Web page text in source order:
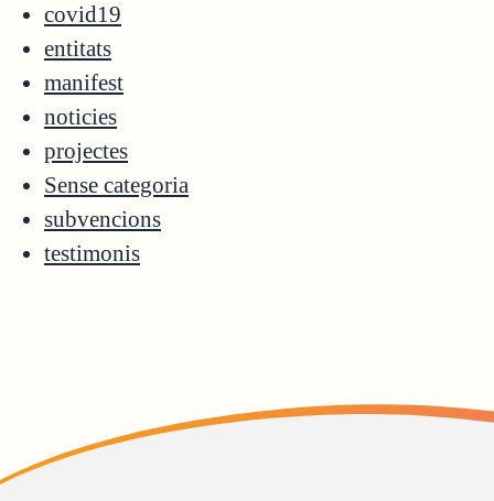
covid19
entitats
manifest
noticies
projectes
Sense categoria
subvencions
testimonis